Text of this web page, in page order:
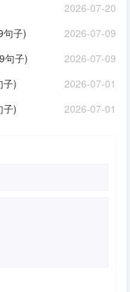
2026-07-20
2026-07-09
句子)
2026-07-09
句子)
2026-07-01
子)
2026-07-01
子)